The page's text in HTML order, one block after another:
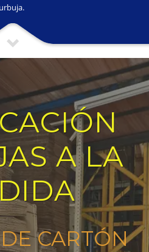
A LA
CARTÓN